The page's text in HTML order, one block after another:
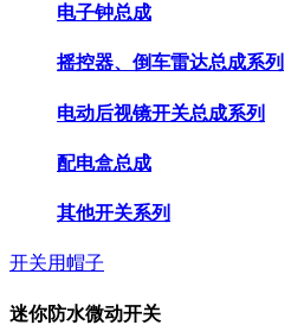
电子钟总成
摇控器、倒车雷达总成系列
电动后视镜开关总成系列
配电盒总成
其他开关系列
开关用帽子
迷你防水微动开关